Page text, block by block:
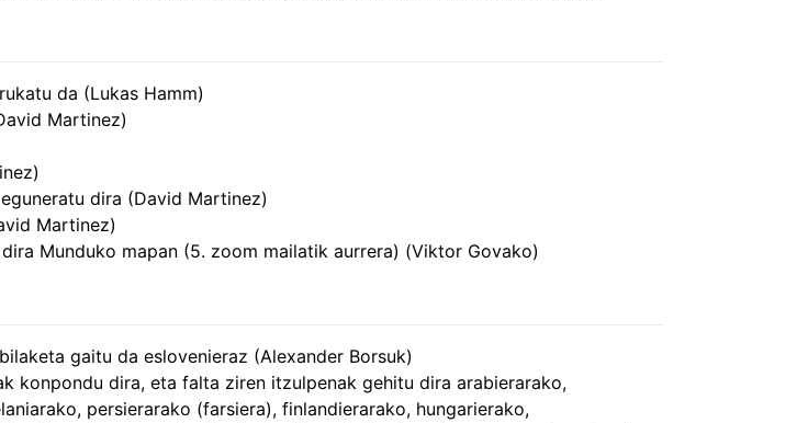
da (Lukas Hamm)
Martinez)
dira (David Martinez)
Martinez)
Munduko mapan (5. zoom mailatik aurrera) (Viktor Govako)
gaitu da eslovenieraz (Alexander Borsuk)
konpondu dira, eta falta ziren itzulpenak gehitu dira arabierarako,
persierarako (farsiera), finlandierarako, hungarierako,